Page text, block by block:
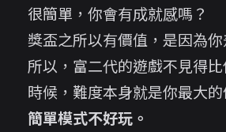
很簡單，你會有成就感嗎？
獎盃之所以有價值，是因為
所以，富二代的遊戲不見得
時候，難度本身就是你最大的
簡單模式不好玩。